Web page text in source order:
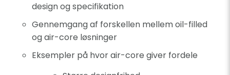
design og specifikation
Gennemgang af forskellen mellem oil-filled
og air-core løsninger
Eksempler på hvor air-core giver fordele